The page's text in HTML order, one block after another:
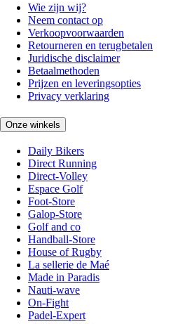
Wie zijn wij?
Neem contact op
Verkoopvoorwaarden
Retourneren en terugbetalen
Juridische disclaimer
Betaalmethoden
Prijzen en leveringsopties
Privacy verklaring
Onze winkels
Daily Bikers
Direct Running
Direct-Volley
Espace Golf
Foot-Store
Galop-Store
Golf and co
Handball-Store
House of Rugby
La sellerie de Maé
Made in Paradis
Nauti-wave
On-Fight
Padel-Expert